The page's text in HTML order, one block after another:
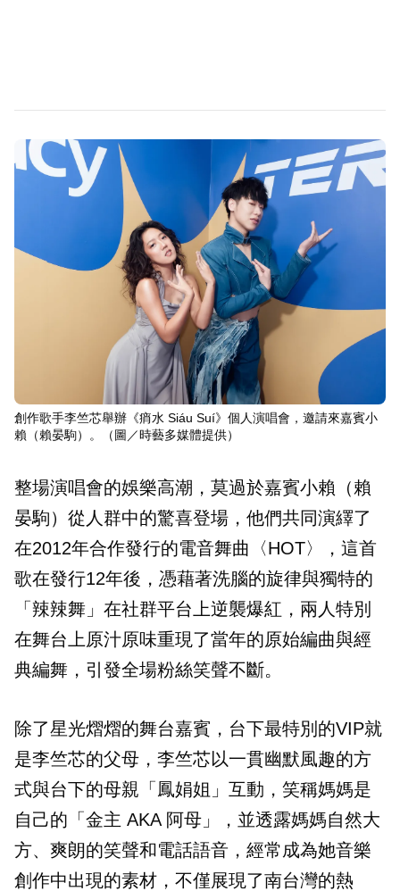
創作歌手李竺芯舉辦《痟水 Siáu Suí》個人演唱會，邀請來嘉賓小
賴（賴晏駒）。（圖／時藝多媒體提供）
整場演唱會的娛樂高潮，莫過於嘉賓小賴（賴
晏駒）從人群中的驚喜登場，他們共同演繹了
在2012年合作發行的電音舞曲〈HOT〉，這首
歌在發行12年後，憑藉著洗腦的旋律與獨特的
「辣辣舞」在社群平台上逆襲爆紅，兩人特別
在舞台上原汁原味重現了當年的原始編曲與經
典編舞，引發全場粉絲笑聲不斷。
除了星光熠熠的舞台嘉賓，台下最特別的VIP就
是李竺芯的父母，李竺芯以一貫幽默風趣的方
式與台下的母親「鳳娟姐」互動，笑稱媽媽是
自己的「金主 AKA 阿母」，並透露媽媽自然大
方、爽朗的笑聲和電話語音，經常成為她音樂
創作中出現的素材，不僅展現了南台灣的熱